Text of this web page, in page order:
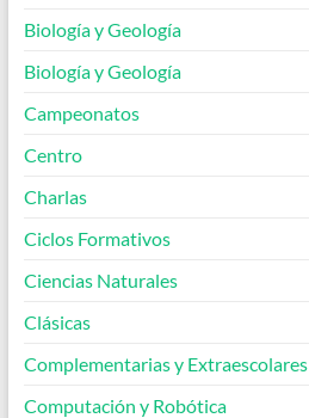
Biología y Geología
Biología y Geología
Campeonatos
Centro
Charlas
Ciclos Formativos
Ciencias Naturales
Clásicas
Complementarias y Extraescolares
Computación y Robótica